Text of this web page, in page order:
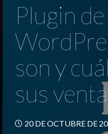
Plugin de
son y
sus
20 DE OCTUBRE DE